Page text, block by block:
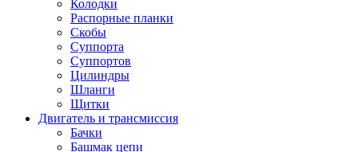
Колодки
Распорные планки
Скобы
Суппорта
Суппортов
Цилиндры
Шланги
Щитки
Двигатель и трансмиссия
Бачки
Башмак цепи